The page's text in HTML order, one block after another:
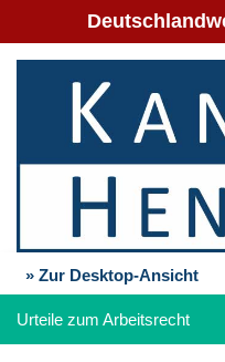
» Zur Desktop-Ansicht
Urteile zum Arbeitsrecht